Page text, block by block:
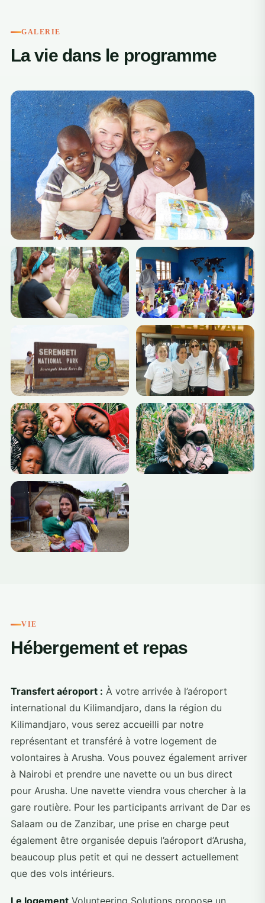
GALERIE
La vie dans le programme
VIE
Hébergement et repas
Transfert aéroport : À votre arrivée à l’aéroport
international du Kilimandjaro, dans la région du
Kilimandjaro, vous serez accueilli par notre
représentant et transféré à votre logement de
volontaires à Arusha. Vous pouvez également arriver
à Nairobi et prendre une navette ou un bus direct
pour Arusha. Une navette viendra vous chercher à la
gare routière. Pour les participants arrivant de Dar es
Salaam ou de Zanzibar, une prise en charge peut
également être organisée depuis l’aéroport d’Arusha,
beaucoup plus petit et qui ne dessert actuellement
que des vols intérieurs.